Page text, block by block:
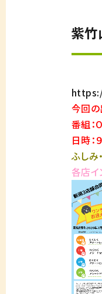
紫竹
今回の
番組：
日時：
ふしみ
各店イ